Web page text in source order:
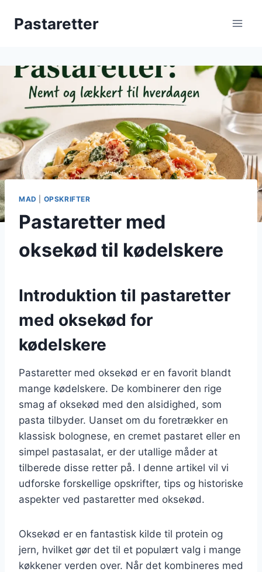
Pastaretter
MAD OPSKRIFTER
Pastaretter med
oksekød til kødelskere
Introduktion til pastaretter
med oksekød for
kødelskere
Pastaretter med oksekød er en favorit blandt
mange kødelskere. De kombinerer den rige
smag af oksekød med den alsidighed, som
pasta tilbyder. Uanset om du foretrækker en
klassisk bolognese, en cremet pastaret eller en
simpel pastasalat, er der utallige måder at
tilberede disse retter på. I denne artikel vil vi
udforske forskellige opskrifter, tips og historiske
aspekter ved pastaretter med oksekød.
Oksekød er en fantastisk kilde til protein og
jern, hvilket gør det til et populært valg i mange
køkkener verden over. Når det kombineres med